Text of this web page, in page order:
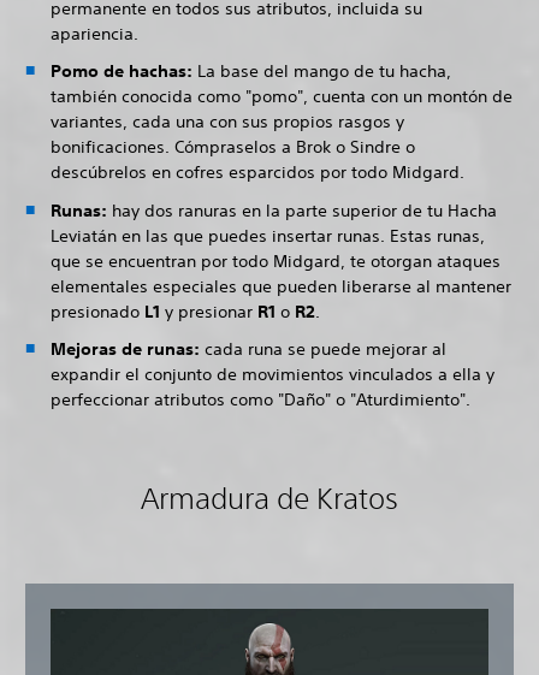
permanente en todos sus atributos, incluida su
apariencia.
Pomo de hachas: La base del mango de tu hacha,
también conocida como "pomo", cuenta con un montón de
variantes, cada una con sus propios rasgos y
bonificaciones. Cómpraselos a Brok o Sindre o
descúbrelos en cofres esparcidos por todo Midgard.
Runas: hay dos ranuras en la parte superior de tu Hacha
Leviatán en las que puedes insertar runas. Estas runas,
que se encuentran por todo Midgard, te otorgan ataques
elementales especiales que pueden liberarse al mantener
presionado L1 y presionar R1 o R2.
Mejoras de runas: cada runa se puede mejorar al
expandir el conjunto de movimientos vinculados a ella y
perfeccionar atributos como "Daño" o "Aturdimiento".
Armadura de Kratos